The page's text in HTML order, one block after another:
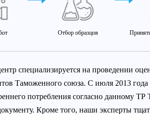
Отбор образцов
специализируется на проведении
Таможенного союза. С июля 2013
потребления согласно данному
Кроме того, наши эксперты